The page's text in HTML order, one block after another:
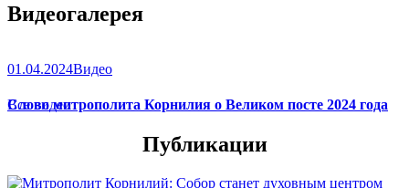
Видеогалерея
01.04.2024Видео
Слово митрополита Корнилия о Великом посте 2024 года
Все видео
Публикации